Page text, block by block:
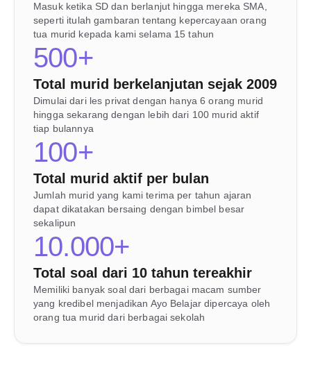
Masuk ketika SD dan berlanjut hingga mereka SMA,
seperti itulah gambaran tentang kepercayaan orang
tua murid kepada kami selama 15 tahun
500+
Total murid berkelanjutan sejak 2009
Dimulai dari les privat dengan hanya 6 orang murid
hingga sekarang dengan lebih dari 100 murid aktif
tiap bulannya
100+
Total murid aktif per bulan
Jumlah murid yang kami terima per tahun ajaran
dapat dikatakan bersaing dengan bimbel besar
sekalipun
10.000+
Total soal dari 10 tahun tereakhir
Memiliki banyak soal dari berbagai macam sumber
yang kredibel menjadikan Ayo Belajar dipercaya oleh
orang tua murid dari berbagai sekolah